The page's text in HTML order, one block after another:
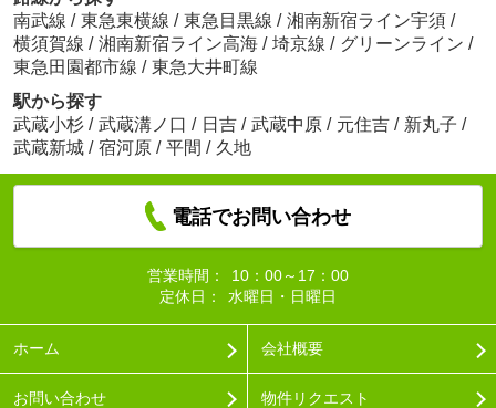
南武線 / 東急東横線 / 東急目黒線 / 湘南新宿ライン宇須 /
横須賀線 / 湘南新宿ライン高海 / 埼京線 / グリーンライン /
東急田園都市線 / 東急大井町線
駅から探す
武蔵小杉 / 武蔵溝ノ口 / 日吉 / 武蔵中原 / 元住吉 / 新丸子 /
武蔵新城 / 宿河原 / 平間 / 久地
電話でお問い合わせ
営業時間：
10：00～17：00
定休日：
水曜日・日曜日
ホーム 会社概要
お問い合わせ 物件リクエスト